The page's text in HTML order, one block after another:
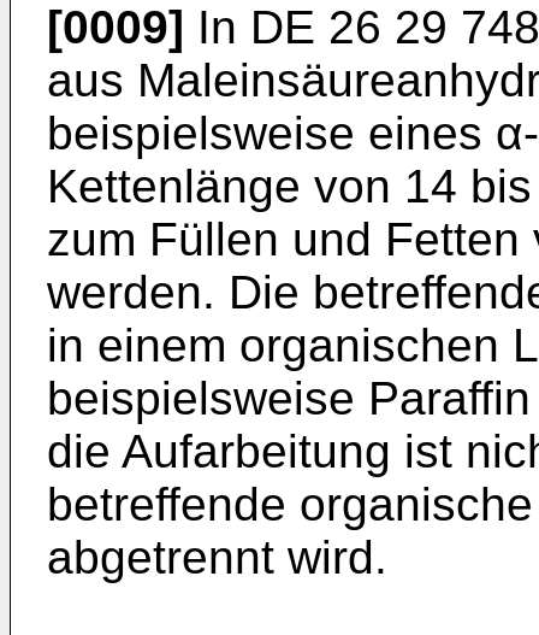
[0009] In DE 26 29 748
aus
beispielsweise eines
Kettenlänge von 14
zum Füllen und
werden. Die
in einem organischen
beispielsweise
die Aufarbeitung ist
betreffende
abgetrennt wird.